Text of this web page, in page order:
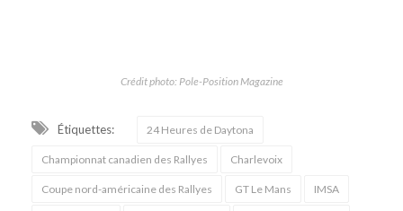
Crédit photo: Pole-Position Magazine
Étiquettes: 24 Heures de Daytona
Championnat canadien des Rallyes Charlevoix
Coupe nord-américaine des Rallyes GT Le Mans IMSA